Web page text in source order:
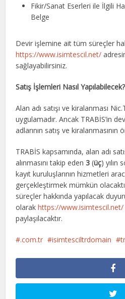
Fikir/Sanat Eserleri ile İlgili
Belge
Devir işlemine ait tüm süreçler
https://www.isimtescil.net/
sağlayabilirsiniz.
Satış İşlemleri Nasıl Yapılabilecek?
Alan adı satışı ve kiralanması
uygulamadır. Ancak TRABİS’in
adlarının satış ve kiralanmasının
TRABİS kapsamında, alan adı
alınmasını takip eden3 (üç) yılın
kayıt kuruluşlarının hizmetleri
gerçekleştirmek mümkün
süreçler hakkında yapılacak
olarakhttps://www.isimtescil.net/
paylaşılacaktır.
.com.tr isimtesciltrdomain